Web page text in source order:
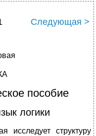
Следующая >
пособие
логики
исследует структуру